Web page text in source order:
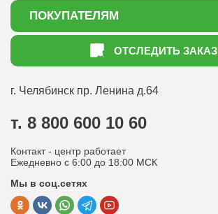
О нас
Акции
ПОКУПАТЕЛЯМ
Как оформить заказ
Статьи садоводу
Оптовым покупателям
Политика конфиденциальности
Публичная оферта
ОТСЛЕДИТЬ ЗАКАЗ
г. Челябинск пр. Ленина д.64
т. 8 800 600 10 60
Контакт - центр работает
Ежедневно с 6:00 до 18:00 МСК
Мы в соц.сетях